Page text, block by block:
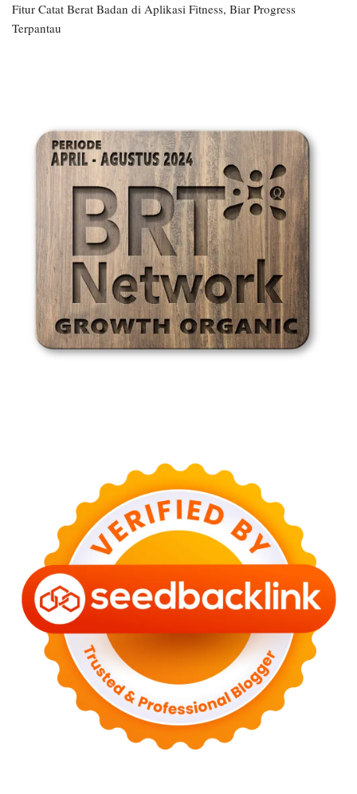
Fitur Catat Berat Badan di Aplikasi Fitness, Biar Progress
Terpantau